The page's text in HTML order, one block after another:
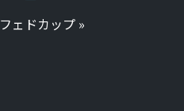
フェドカップ»